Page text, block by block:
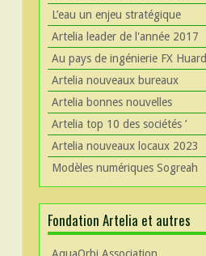
L’eau un enjeu stratégique
Artelia leader de l'année 2017
Au pays de ingénierie FX Huard
Artelia nouveaux bureaux
Artelia bonnes nouvelles
Artelia top 10 des sociétés ’
Artelia nouveaux locaux 2023
Modèles numériques Sogreah
Fondation Artelia et autres